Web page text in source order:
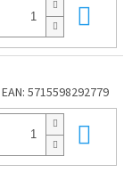
EAN: 5715598292779